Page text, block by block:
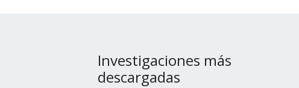
Investigaciones más
descargadas